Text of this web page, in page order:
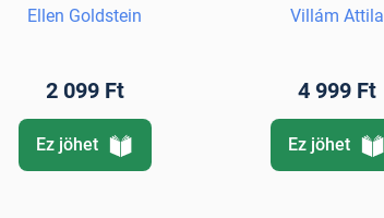
Ellen Goldstein
2 099 Ft
Ez jöhet
Villám Attila
4 999 Ft
Ez jöhet